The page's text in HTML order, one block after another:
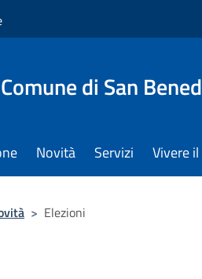
Comune di San
Novità Servizi Vivere
> Elezioni